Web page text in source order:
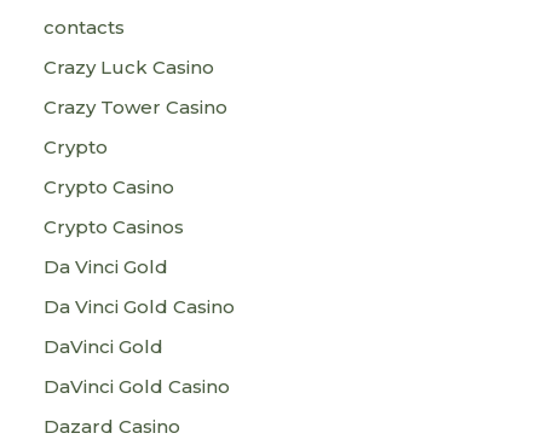
contacts
Crazy Luck Casino
Crazy Tower Сasino
Crypto
Crypto Casino
Crypto Casinos
Da Vinci Gold
Da Vinci Gold Casino
DaVinci Gold
DaVinci Gold Casino
Dazard Casino